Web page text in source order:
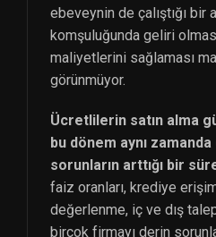
ebeveynin de çalıştığı bir
komşuluğunda geliri
maliyetlerini sağlaması
görünmüyor.
Ücretlilerin satın alma
bu dönem aynı
sorunların arttığı bir
faiz oranları, krediye
değerlenme, iç ve dış
birçok firmayı derin